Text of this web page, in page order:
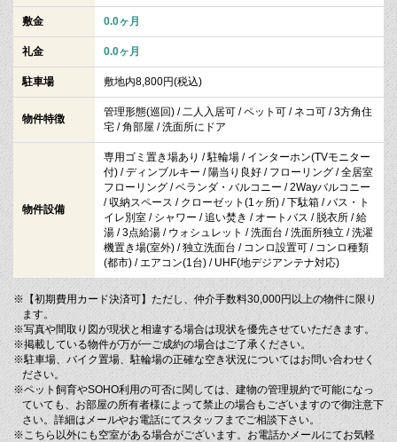
敷金 0.0ヶ月
礼金 0.0ヶ月
駐車場 敷地内8,800円(税込)
物件特徴
管理形態(巡回) / 二人入居可 / ペット可 / ネコ可 / 3方角住
宅 / 角部屋 / 洗面所にドア
物件設備
専用ゴミ置き場あり / 駐輪場 / インターホン(TVモニター
付) / ディンブルキー / 陽当り良好 / フローリング / 全居室
フローリング / ベランダ・バルコニー / 2Wayバルコニー
/ 収納スペース / クローゼット(1ヶ所) / 下駄箱 / バス・ト
イレ別室 / シャワー / 追い焚き / オートバス / 脱衣所 / 給
湯 / 3点給湯 / ウォシュレット / 洗面台 / 洗面所独立 / 洗濯
機置き場(室外) / 独立洗面台 / コンロ設置可 / コンロ種類
(都市) / エアコン(1台) / UHF(地デジアンテナ対応)
※【初期費用カード決済可】ただし、仲介手数料30,000円以上の物件に限り
ます。
※写真や間取り図が現状と相違する場合は現状を優先させていただきます。
※掲載している物件が万が一ご成約の場合はご了承ください。
※駐車場、バイク置場、駐輪場の正確な空き状況についてはお問い合わせく
ださい。
※ペット飼育やSOHO利用の可否に関しては、建物の管理規約で可能になっ
ていても、お部屋の所有者様によって禁止の場合もございますので御注意下
さい。詳細はメールやお電話にてスタッフまでご相談下さい。
※こちら以外にも空室がある場合がございます。お電話かメールにてお気軽